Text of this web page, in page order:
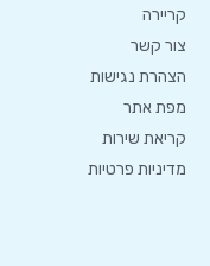
קריירה
צור קשר
הצהרת נגישות
מפת אתר
קריאת שירות
מדיניות פרטיות